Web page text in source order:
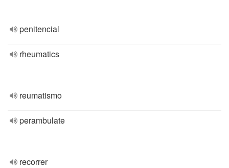
penitencial
rheumatics
reumatismo
perambulate
recorrer